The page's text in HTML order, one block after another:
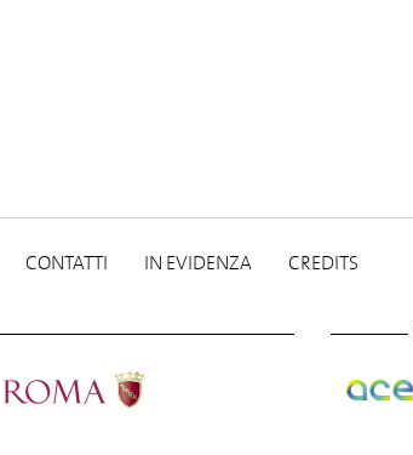
CONTATTI IN EVIDENZA CREDITS